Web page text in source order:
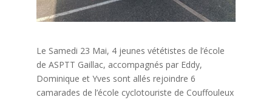
Le Samedi 23 Mai, 4 jeunes vététistes de l’école
de ASPTT Gaillac, accompagnés par Eddy,
Dominique et Yves sont allés rejoindre 6
camarades de l’école cyclotouriste de Couffouleux